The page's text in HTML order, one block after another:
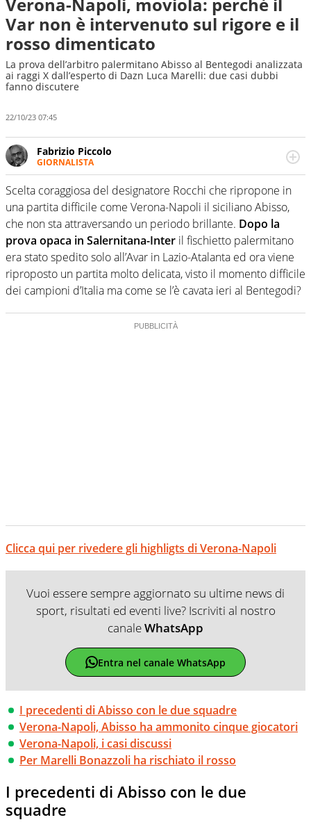
Var non è intervenuto sul rigore e il
rosso dimenticato
La prova dell’arbitro palermitano Abisso al Bentegodi analizzata
ai raggi X dall’esperto di Dazn Luca Marelli: due casi dubbi
fanno discutere
22/10/23 07:45
Fabrizio Piccolo
GIORNALISTA
Nella sua carriera ha seguito numerose manifestazioni
sportive e collaborato con agenzie e testate. Esperienza,
competenza, conoscenza e memoria storica. Si occupa
prevalentemente di calcio
Scelta coraggiosa del designatore Rocchi che ripropone in
una partita difficile come Verona-Napoli il siciliano Abisso,
che non sta attraversando un periodo brillante. Dopo la
prova opaca in Salernitana-Inter il fischietto palermitano
era stato spedito solo all’Avar in Lazio-Atalanta ed ora viene
riproposto un partita molto delicata, visto il momento difficile
dei campioni d’Italia ma come se l’è cavata ieri al Bentegodi?
Clicca qui per rivedere gli highligts di Verona-Napoli
Vuoi essere sempre aggiornato su ultime news di
sport, risultati ed eventi live? Iscriviti al nostro
canaleWhatsApp
Entra nel canale WhatsApp
I precedenti di Abisso con le due squadre
Verona-Napoli, Abisso ha ammonito cinque giocatori
Verona-Napoli, i casi discussi
Per Marelli Bonazzoli ha rischiato il rosso
I precedenti di Abisso con le due
squadre